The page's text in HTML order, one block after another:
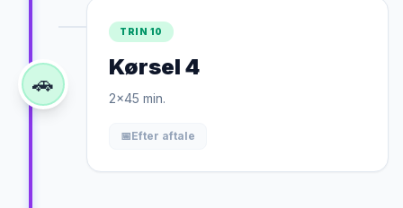
TRIN 10
Kørsel 4
2x45 min.
📅Efter aftale
🚗